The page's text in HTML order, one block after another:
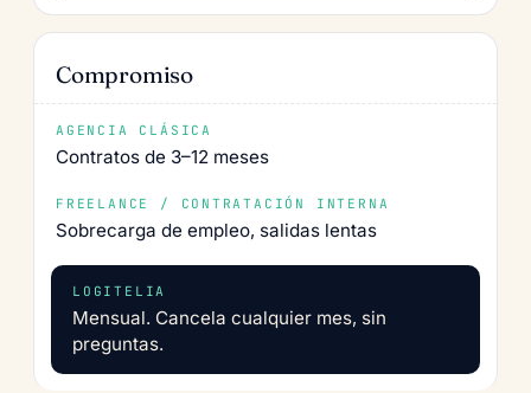
Compromiso
Contratos de 3–12 meses
Sobrecarga de empleo, salidas lentas
Mensual. Cancela cualquier mes, sin
preguntas.